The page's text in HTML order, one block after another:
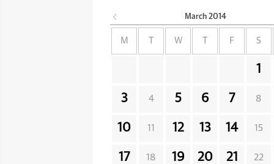
March 2014
M W F S
1
3 4 5 6 7 8
10 11 12 13 14 15
17 18 19 20 21 22